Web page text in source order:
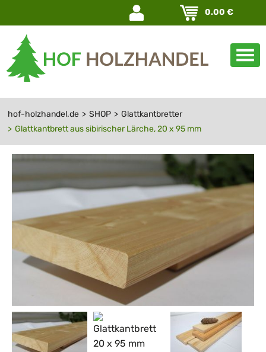
Navigation
überspringen
0.00 €
hof-holzhandel.de SHOP
Glattkantbretter
Glattkantbrett aus sibirischer Lärche, 20 x 95 mm